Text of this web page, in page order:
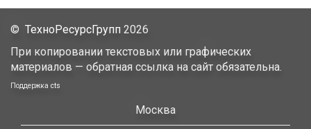
© ТехноРесурсГрупп 2026
При копировании текстовых или графических
материалов — обратная ссылка на сайт обязательна.
Поддержка cts
Москва